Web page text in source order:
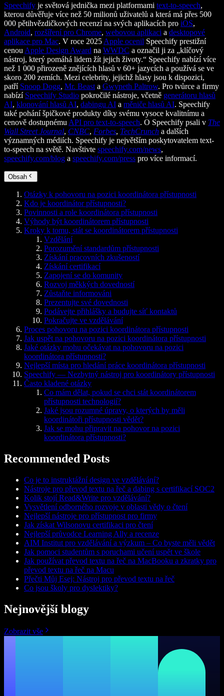
Speechify je světová jednička mezi platformami text-to-speech,
kterou důvěřuje více než 50 milionů uživatelů a která má přes 500
000 pětihvězdičkových recenzí na svých aplikacích pro iOS,
Android, rozšíření pro Chrome, webovou aplikaci a desktopové
aplikace pro Mac. V roce 2025 Apple ocenil Speechify prestižní
cenou Apple Design Award na WWDC a označil ji za „klíčový
nástroj, který pomáhá lidem žít jejich životy.“ Speechify nabízí více
než 1 000 přirozeně znějících hlasů v 60+ jazycích a používá se ve
skoro 200 zemích. Mezi celebrity, jejichž hlasy jsou k dispozici,
patří Snoop Dogg, Mr. Beast a Gwyneth Paltrow. Pro tvůrce a firmy
nabízí Speechify Studio pokročilé nástroje, včetně generátoru hlasů
AI, klonování hlasů AI, dabingu AI a měniče hlasů AI. Speechify
také pohání špičkové produkty díky svému vysoce kvalitnímu a
cenově dostupnému API pro text-to-speech. O Speechify psali v The
Wall Street Journal, CNBC, Forbes, TechCrunch a dalších
významných médiích. Speechify je největším poskytovatelem text-
to-speech na světě. Navštivte speechify.com/news,
speechify.com/blog a speechify.com/press pro více informací.
Obsah
Otázky k pohovoru na pozici koordinátora přístupnosti
Kdo je koordinátor přístupnosti?
Povinnosti a role koordinátora přístupnosti
Výhody být koordinátorem přístupnosti
Kroky k tomu, stát se koordinátorem přístupnosti
Vzdělání
Porozumění standardům přístupnosti
Získání pracovních zkušeností
Získání certifikací
Zapojení se do komunity
Rozvoj měkkých dovedností
Zůstaňte informováni
Prezentujte své dovednosti
Podávejte přihlášky a budujte síť kontaktů
Pokračujte ve vzdělávání
Proces pohovoru na pozici koordinátora přístupnosti
Jak uspět na pohovoru na pozici koordinátora přístupnosti
Jaké otázky mohu očekávat na pohovoru na pozici
koordinátora přístupnosti?
Nejlepší místa pro hledání práce koordinátora přístupnosti
Speechify — Nezbytný nástroj pro koordinátory přístupnosti
Často kladené otázky
Co mám dělat, pokud se chci stát koordinátorem
přístupnosti technologií?
Jaké jsou rozumné úpravy, o kterých by měli
koordinátoři přístupnosti vědět?
Jak se mohu připravit na pohovor na pozici
koordinátora přístupnosti?
Recommended Posts
Co je to instruktážní design ve vzdělávání?
Nástroje pro převod textu na řeč a dabing s certifikací SOC2
Kolik stojí Read&Write pro vzdělávání?
Vysvětlení odborného rozvoje v oblasti vědy o čtení
Nejlepší nástroje pro přístupnost pro firmy
Jak získat Wilsonovu certifikaci pro čtení
Nejlepší průvodce Learning Ally a recenze
AIM Institut pro vzdělávání a výzkum – Co byste měli vědět
Jak pomoci studentům s poruchami učení uspět ve škole
Jak používat převod textu na řeč na MacBooku a zkratky pro
převod textu na řeč na Macu
Přečti Můj Esej: Nástroj pro převod textu na řeč
Co jsou školy pro dyslektiky?
Nejnovější blogy
Zobrazit vše